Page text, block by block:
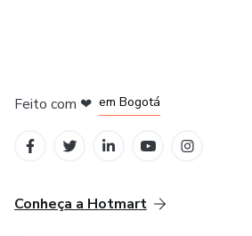
Feito com ❤ em Bogotá
Conheça a Hotmart